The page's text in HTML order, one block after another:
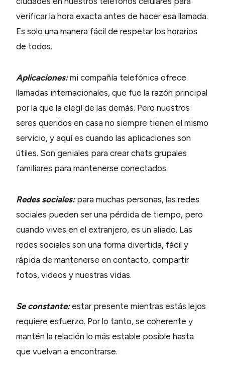
verificar la hora exacta antes de hacer esa llamada.
Es solo una manera fácil de respetar los horarios
de todos.
Aplicaciones:mi compañía telefónica ofrece
llamadas internacionales, que fue la razón principal
por la que la elegí de las demás. Pero nuestros
seres queridos en casa no siempre tienen el mismo
servicio, y aquí es cuando las aplicaciones son
útiles. Son geniales para crear chats grupales
familiares para mantenerse conectados.
Redes sociales:para muchas personas, las redes
sociales pueden ser una pérdida de tiempo, pero
cuando vives en el extranjero, es un aliado. Las
redes sociales son una forma divertida, fácil y
rápida de mantenerse en contacto, compartir
fotos, videos y nuestras vidas.
Se constante: estar presente mientras estás lejos
requiere esfuerzo. Por lo tanto, se coherente y
mantén la relación lo más estable posible hasta
que vuelvan a encontrarse.